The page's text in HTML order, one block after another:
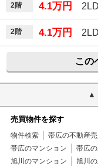
2階 4.1万円
2階 4.1万円
この
売買物件を探す
物件検索 帯広の不動産
帯広のマンション
帯広
旭川のマンション
旭川